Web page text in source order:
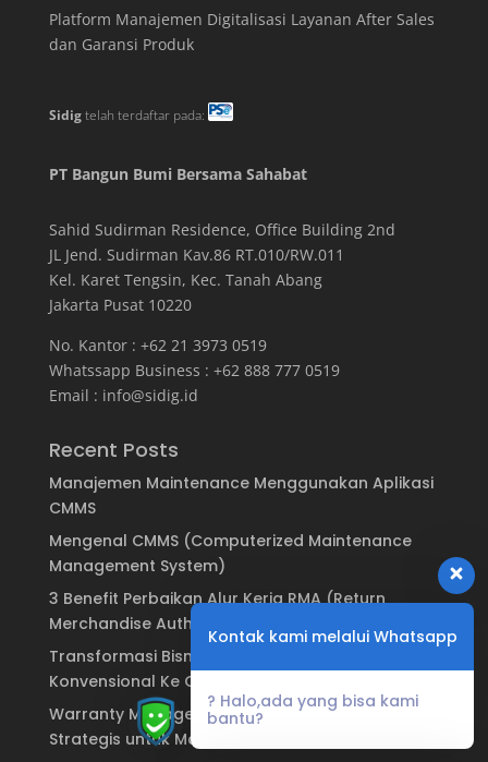
Platform Manajemen Digitalisasi Layanan After Sales
dan Garansi Produk
Sidigtelah terdaftar pada:
PT Bangun Bumi Bersama Sahabat
Sahid Sudirman Residence, Office Building 2nd
JL Jend. Sudirman Kav.86 RT.010/RW.011
Kel. Karet Tengsin, Kec. Tanah Abang
Jakarta Pusat 10220
No. Kantor : +62 21 3973 0519
Whatssapp Business : +62 888 777 0519
Email : info@sidig.id
Recent Posts
Manajemen Maintenance Menggunakan Aplikasi
CMMS
Mengenal CMMS (Computerized Maintenance
Management System)
3 Benefit Perbaikan Alur Kerja RMA (Return
Merchandise Authorization)
Transformasi Bisnis: Dari Sistem Garansi
Konvensional Ke Garansi Digital
Warranty Management System: Keuntungan
Strategis untuk Manufaktur & Brand
Kontak kami melalui Whatsapp
? Halo,ada yang bisa kami
bantu?